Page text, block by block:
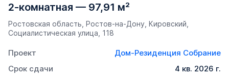
2-комнатная — 97,91 м²
Ростовская область, Ростов-на-Дону, Кировский,
Социалистическая улица, 118
Проект
Дом-Резиденция Собрание
Срок сдачи
4 кв. 2026 г.